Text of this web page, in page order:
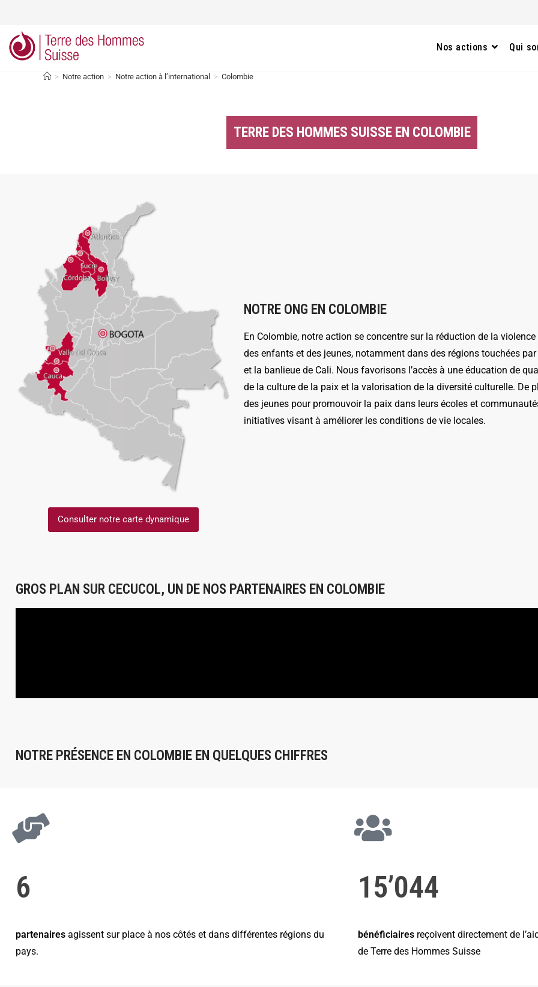
Nos actions Qui
> Notre action > Notre action à l’international > Colombie
TERRE DES HOMMES SUISSE EN COLOMBIE
Consulter notre carte dynamique
NOTRE ONG EN COLOMBIE
En Colombie, notre action se concentre sur la réduction de la
des enfants et des jeunes, notamment dans des régions touchées
et la banlieue de Cali. Nous favorisons l’accès à une éducation de
de la culture de la paix et la valorisation de la diversité culturelle. De
des jeunes pour promouvoir la paix dans leurs écoles et
initiatives visant à améliorer les conditions de vie locales.
GROS PLAN SUR CECUCOL, UN DE NOS PARTENAIRES EN COLOMBIE
NOTRE PRÉSENCE EN COLOMBIE EN QUELQUES CHIFFRES
6
partenaires agissent sur place à nos côtés et dans différentes régions du
pays.
15’044
bénéficiaires reçoivent directement de
de Terre des Hommes Suisse